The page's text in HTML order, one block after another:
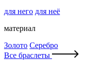
для него для неё
материал
Золото Серебро
Все браслеты